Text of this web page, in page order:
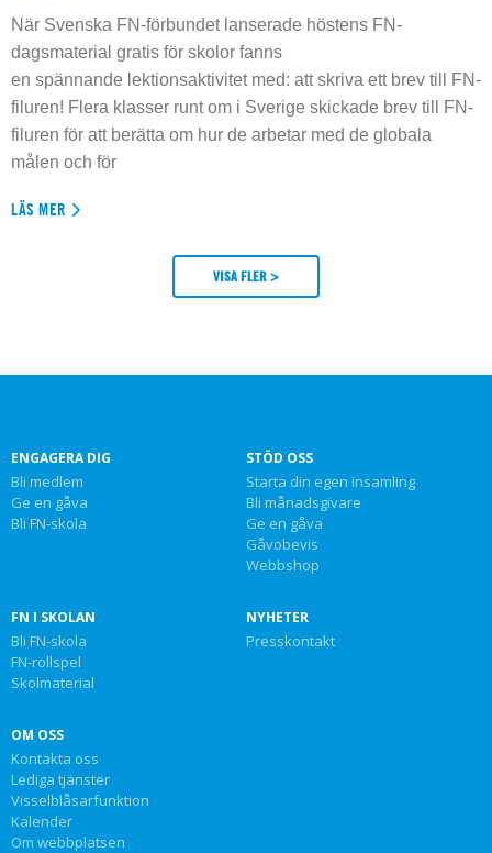
När Svenska FN-förbundet lanserade höstens FN-
dagsmaterial gratis för skolor fanns
en spännande lektionsaktivitet med: att skriva ett brev till FN-
filuren! Flera klasser runt om i Sverige skickade brev till FN-
filuren för att berätta om hur de arbetar med de globala
målen och för
LÄS MER
VISA FLER >
ENGAGERA DIG
Bli medlem
Ge en gåva
Bli FN-skola
STÖD OSS
Starta din egen insamling
Bli månadsgivare
Ge en gåva
Gåvobevis
Webbshop
FN I SKOLAN
Bli FN-skola
FN-rollspel
Skolmaterial
NYHETER
Presskontakt
OM OSS
Kontakta oss
Lediga tjänster
Visselblåsarfunktion
Kalender
Om webbplatsen